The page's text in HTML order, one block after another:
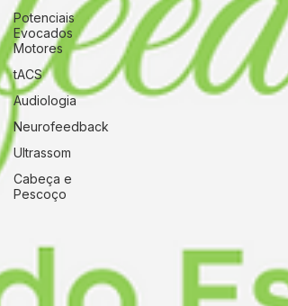
Potenciais
Evocados
Motores
tACS
Audiologia
Neurofeedback
Ultrassom
Cabeça e
Pescoço